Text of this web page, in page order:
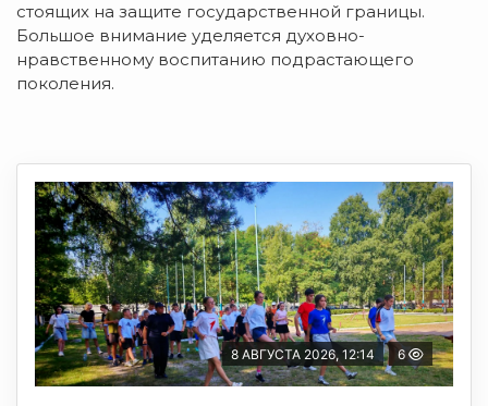
стоящих на защите государственной границы.
Большое внимание уделяется духовно-
нравственному воспитанию подрастающего
поколения.
8 АВГУСТА 2026, 12:14 6